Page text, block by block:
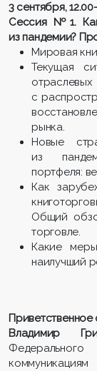
3 сентября,
Сессия №1.
из пандемии?
Мировая
Текущая
с
рынка.
Новые
из
портфеля:
Как
Общий
торговле.
Какие
наилучший
Приветственное
Владимир
коммуникациям